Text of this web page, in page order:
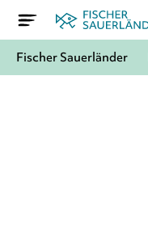
Fischer Sauerländer